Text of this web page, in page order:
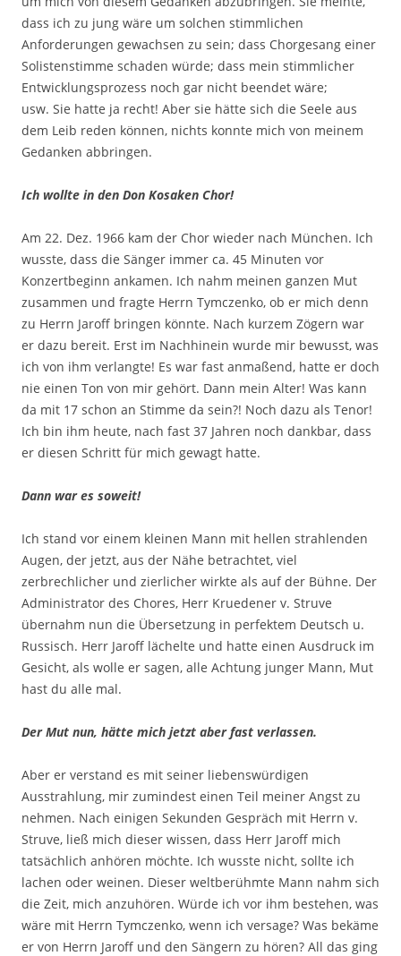
dass ich zu jung wäre um solchen stimmlichen
Anforderungen gewachsen zu sein; dass Chorgesang einer
Solistenstimme schaden würde; dass mein stimmlicher
Entwicklungsprozess noch gar nicht beendet wäre;
usw. Sie hatte ja recht! Aber sie hätte sich die Seele aus
dem Leib reden können, nichts konnte mich von meinem
Gedanken abbringen.
Ich wollte in den Don Kosaken Chor!
Am 22. Dez. 1966 kam der Chor wieder nach München. Ich
wusste, dass die Sänger immer ca. 45 Minuten vor
Konzertbeginn ankamen. Ich nahm meinen ganzen Mut
zusammen und fragte Herrn Tymczenko, ob er mich denn
zu Herrn Jaroff bringen könnte. Nach kurzem Zögern war
er dazu bereit. Erst im Nachhinein wurde mir bewusst, was
ich von ihm verlangte! Es war fast anmaßend, hatte er doch
nie einen Ton von mir gehört. Dann mein Alter! Was kann
da mit 17 schon an Stimme da sein?! Noch dazu als Tenor!
Ich bin ihm heute, nach fast 37 Jahren noch dankbar, dass
er diesen Schritt für mich gewagt hatte.
Dann war es soweit!
Ich stand vor einem kleinen Mann mit hellen strahlenden
Augen, der jetzt, aus der Nähe betrachtet, viel
zerbrechlicher und zierlicher wirkte als auf der Bühne. Der
Administrator des Chores, Herr Kruedener v. Struve
übernahm nun die Übersetzung in perfektem Deutsch u.
Russisch. Herr Jaroff lächelte und hatte einen Ausdruck im
Gesicht, als wolle er sagen, alle Achtung junger Mann, Mut
hast du alle mal.
Der Mut nun, hätte mich jetzt aber fast verlassen.
Aber er verstand es mit seiner liebenswürdigen
Ausstrahlung, mir zumindest einen Teil meiner Angst zu
nehmen. Nach einigen Sekunden Gespräch mit Herrn v.
Struve, ließ mich dieser wissen, dass Herr Jaroff mich
tatsächlich anhören möchte. Ich wusste nicht, sollte ich
lachen oder weinen. Dieser weltberühmte Mann nahm sich
die Zeit, mich anzuhören. Würde ich vor ihm bestehen, was
wäre mit Herrn Tymczenko, wenn ich versage? Was bekäme
er von Herrn Jaroff und den Sängern zu hören? All das ging